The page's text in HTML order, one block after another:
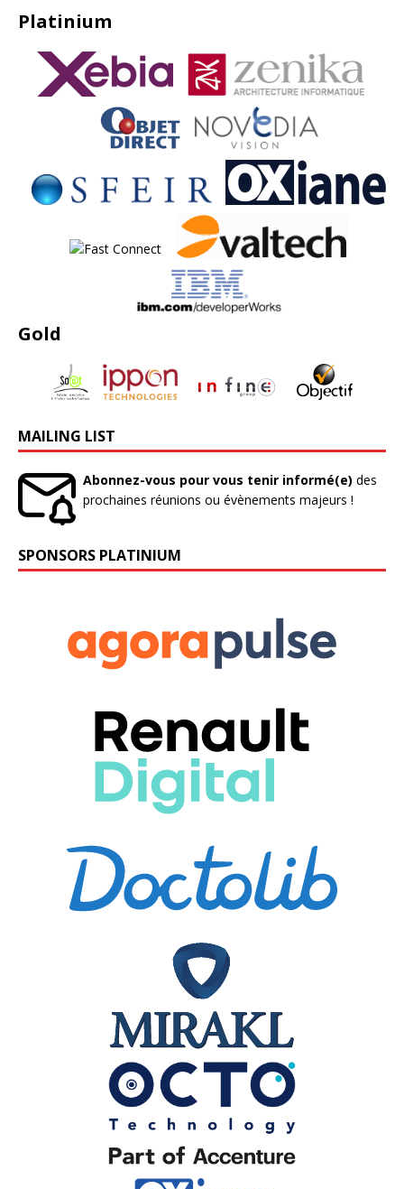
Platinium
Gold
MAILING LIST
Abonnez-vous pour vous tenir informé(e) des
prochaines réunions ou évènements majeurs !
SPONSORS PLATINIUM